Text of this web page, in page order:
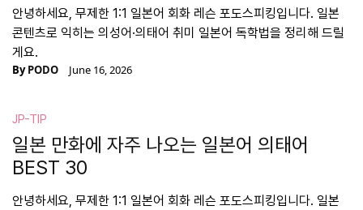
안녕하세요, 무제한 1:1 일본어 회화 레슨 포도스피킹입니다. 일본
콘텐츠로 익히는 의성어·의태어 취미 일본어 독학법을 정리해 드릴
게요.
ByPODO June 16, 2026
JP-TIP
일본 만화에 자주 나오는 일본어 의태어
BEST 30
안녕하세요, 무제한 1:1 일본어 회화 레슨 포도스피킹입니다. 일본